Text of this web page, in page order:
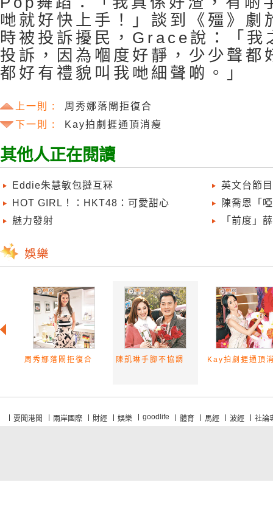
哋就好快上手！」談到《殭》劇
時被投訴擾民，Grace說：「我
投訴，因為嗰度好靜，少少聲都
都好有禮貌叫我哋細聲啲。」
上一則 :
周秀娜落閘拒復合
下一則 :
Kay拍劇捱通頂消瘦
其他人正在閱讀
Eddie朱慧敏包撻互冧
HOT GIRL！：HKT48：可愛甜心
魅力發射
英文台節
陳喬恩「
「前度」
周秀娜落閘拒復合 陳凱琳手腳不協調 Kay拍劇捱通頂
要聞港聞 兩岸國際 財經 娛樂 goodlife 體育 馬經 波經 社論